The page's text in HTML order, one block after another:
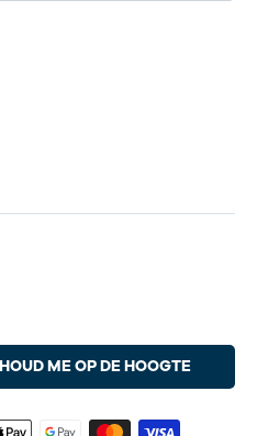
HOUD ME OP DE HOOGTE